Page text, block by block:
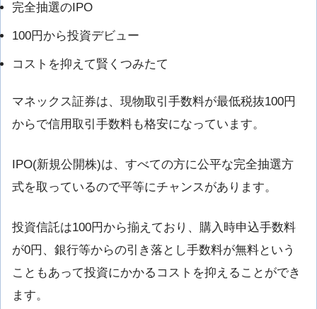
完全抽選のIPO
100円から投資デビュー
コストを抑えて賢くつみたて
マネックス証券は、現物取引手数料が最低税抜100円
からで信用取引手数料も格安になっています。
IPO(新規公開株)は、すべての方に公平な完全抽選方
式を取っているので平等にチャンスがあります。
投資信託は100円から揃えており、購入時申込手数料
が0円、銀行等からの引き落とし手数料が無料という
こともあって投資にかかるコストを抑えることができ
ます。